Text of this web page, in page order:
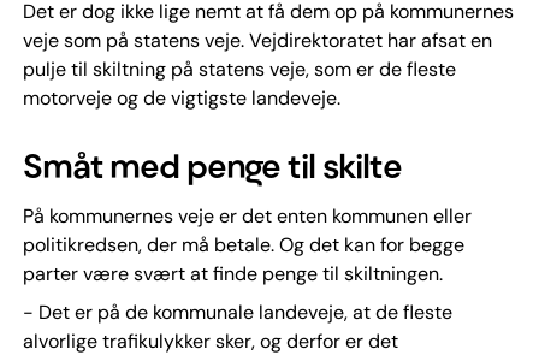
Det er dog ikke lige nemt at få dem op på kommunernes
veje som på statens veje. Vejdirektoratet har afsat en
pulje til skiltning på statens veje, som er de fleste
motorveje og de vigtigste landeveje.
Småt med penge til skilte
På kommunernes veje er det enten kommunen eller
politikredsen, der må betale. Og det kan for begge
parter være svært at finde penge til skiltningen.
- Det er på de kommunale landeveje, at de fleste
alvorlige trafikulykker sker, og derfor er det